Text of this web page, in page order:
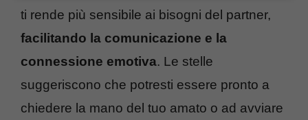
ti rende più sensibile ai bisogni del partner,
facilitando la comunicazione e la
connessione emotiva. Le stelle
suggeriscono che potresti essere pronto a
chiedere la mano del tuo amato o ad avviare